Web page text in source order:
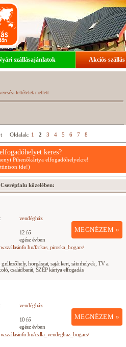
szállásajánlatok Akciós szállás
feltételek mellett
Oldalak: 1 2 3 4 5 6 7 8
keres?
Pihenőkártya elfogadóhelyekre!
ide!)
közelében:
vendégház
MEGNÉZEM »
12 fő
egész évben
farkas_piroska_bogacs/
grillezőhely, horgászat, saját kert, sátorhelyek, TV a
családbarát, SZÉP kártya elfogadás.
vendégház
MEGNÉZEM »
10 fő
egész évben
csilla_vendeghaz_bogacs/